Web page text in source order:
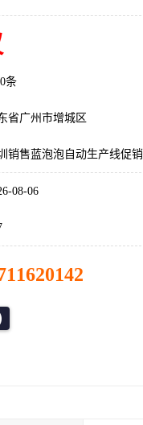
条
省广州市增城区
销售蓝泡泡自动生产线促销
08-06